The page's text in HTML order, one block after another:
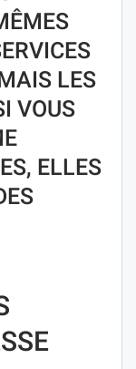
LES
VOUS
ELLES